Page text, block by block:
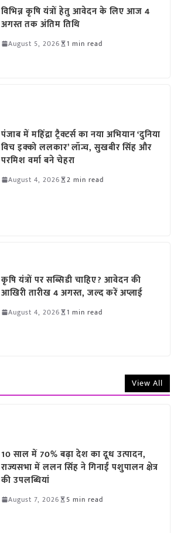
विभिन्न कृषि यंत्रों हेतु आवेदन के लिए आज 4
अगस्त तक अंतिम तिथि
August 5, 2026 1 min read
पंजाब में महिंद्रा ट्रैक्टर्स का नया अभियान ‘दुनिया
विच इक्को ललकार’ लॉन्च, सुखबीर सिंह और
परमिश वर्मा बने चेहरा
August 4, 2026 2 min read
कृषि यंत्रों पर सब्सिडी चाहिए? आवेदन की
आखिरी तारीख 4 अगस्त, जल्द करें अप्लाई
August 4, 2026 1 min read
View All
10 साल में 70% बढ़ा देश का दूध उत्पादन,
राज्यसभा में ललन सिंह ने गिनाईं पशुपालन क्षेत्र
की उपलब्धियां
August 7, 2026 5 min read